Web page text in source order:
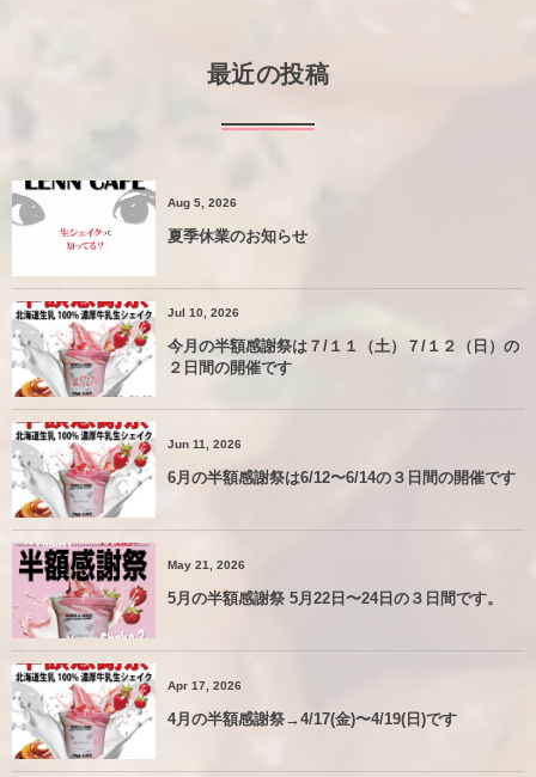
最近の投稿
Aug 5, 2026
夏季休業のお知らせ
Jul 10, 2026
今月の半額感謝祭は７/１１（土）７/１２（日）の
２日間の開催です
Jun 11, 2026
6月の半額感謝祭は6/12〜6/14の３日間の開催です
May 21, 2026
5月の半額感謝祭 5月22日〜24日の３日間です。
Apr 17, 2026
4月の半額感謝祭→4/17(金)〜4/19(日)です